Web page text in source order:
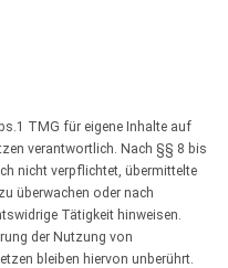
TMG für eigene Inhalte auf
verantwortlich. Nach §§ 8 bis
nicht verpflichtet, übermittelte
überwachen oder nach
Tätigkeit hinweisen.
der Nutzung von
bleiben hiervon unberührt.